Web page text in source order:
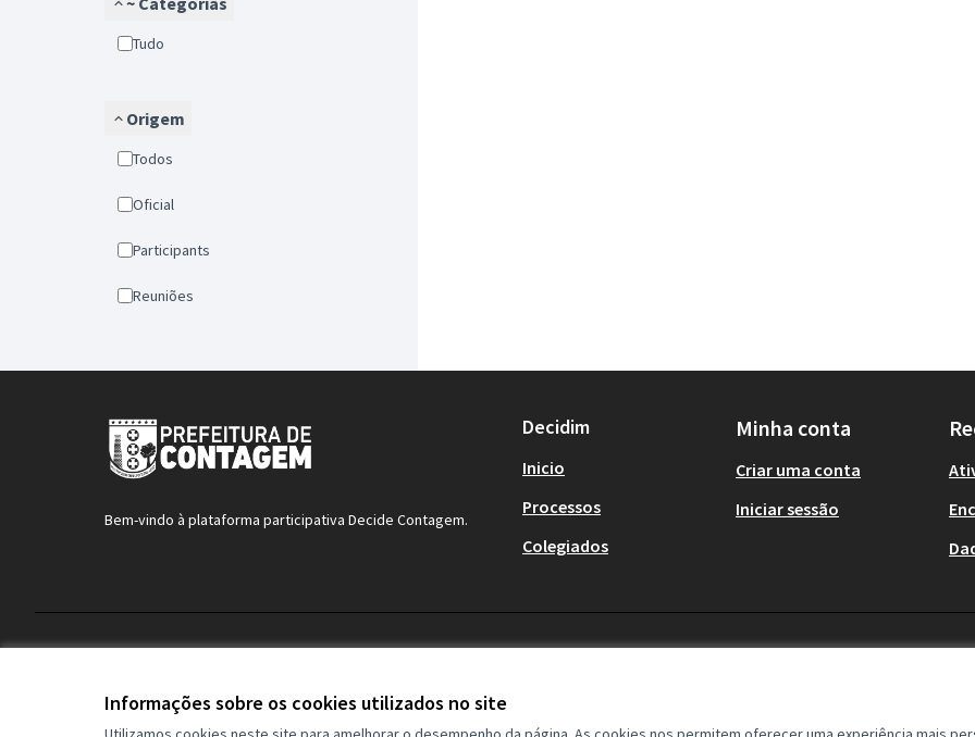
Informações sobre os cookies utilizados no site
tudo
Origem
Todos
Oficial
Participants
Reuniões
Bem-vindo à plataforma participativa Decide Contagem.
Decidim
Inicio
Processos
Colegiados
Minha conta
Criar uma conta
Iniciar sessão